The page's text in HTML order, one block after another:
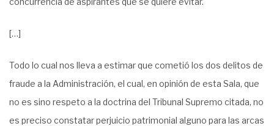
[…]
Todo lo cual nos lleva a estimar que cometió los dos delitos de
fraude a la Administración, el cual, en opinión de esta Sala, que
no es sino respeto a la doctrina del Tribunal Supremo citada, no
es preciso constatar perjuicio patrimonial alguno para las arcas